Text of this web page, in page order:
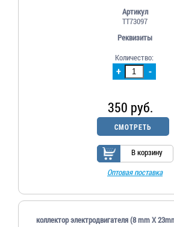
Артикул
TT73097
Реквизиты
+ -
Количество:
350 руб.
СМОТРЕТЬ
В корзину
Оптовая поставка
коллектор электродвигателя (8 mm X